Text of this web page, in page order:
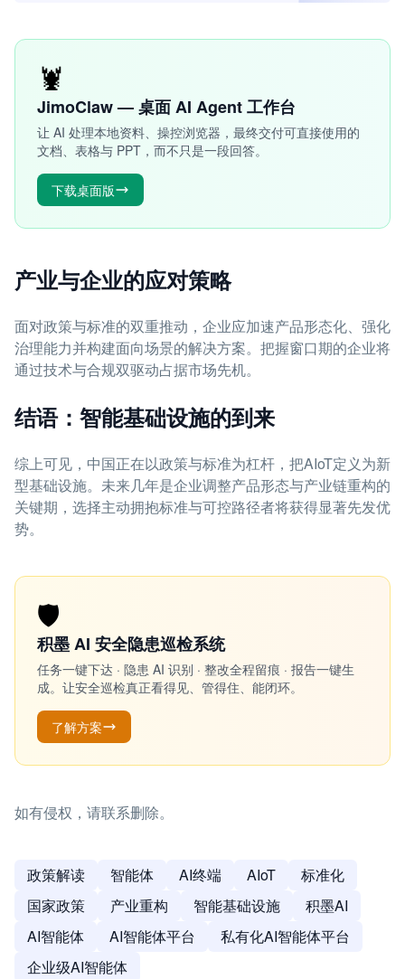
🦞
JimoClaw — 桌面 AI Agent 工作台
让 AI 处理本地资料、操控浏览器，最终交付可直接使用的
文档、表格与 PPT，而不只是一段回答。
下载桌面版
产业与企业的应对策略
面对政策与标准的双重推动，企业应加速产品形态化、强化
治理能力并构建面向场景的解决方案。把握窗口期的企业将
通过技术与合规双驱动占据市场先机。
结语：智能基础设施的到来
综上可见，中国正在以政策与标准为杠杆，把AIoT定义为新
型基础设施。未来几年是企业调整产品形态与产业链重构的
关键期，选择主动拥抱标准与可控路径者将获得显著先发优
势。
🛡️
积墨 AI 安全隐患巡检系统
任务一键下达 · 隐患 AI 识别 · 整改全程留痕 · 报告一键生
成。让安全巡检真正看得见、管得住、能闭环。
了解方案
如有侵权，请联系删除。
政策解读 智能体 AI终端 AIoT
标准化
国家政策
产业重构 智能基础设施
积墨AI
AI智能体
AI智能体平台
私有化AI智能体平台
企业级AI智能体